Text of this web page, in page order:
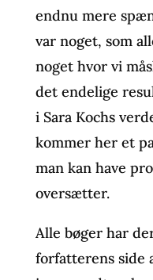
endnu mere
var noget, som
noget hvor vi
det endelige
i Sara Kochs
kommer her et
man kan have
oversætter.
Alle bøger har
forfatterens side